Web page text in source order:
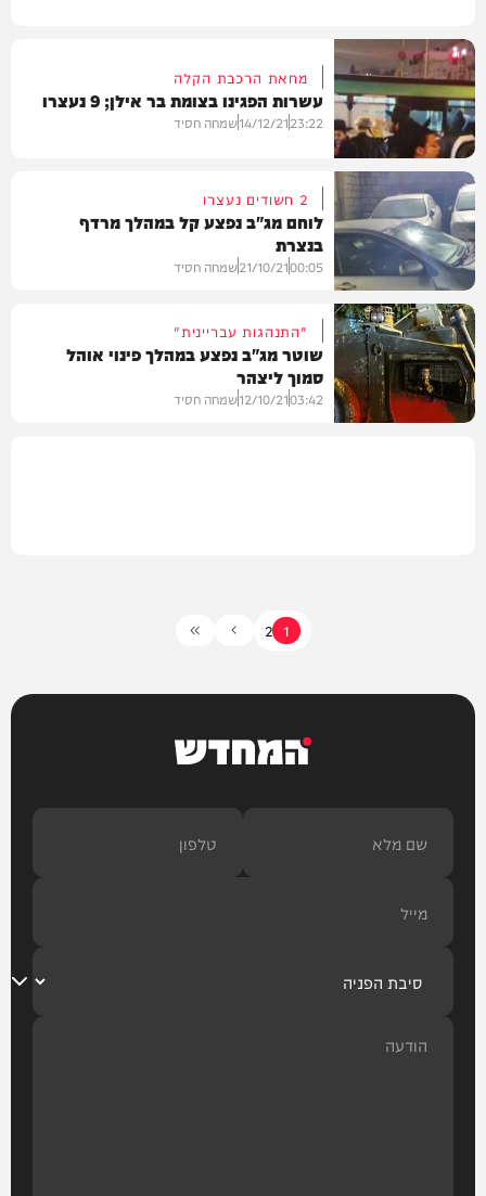
וידאו
מחאת הרכבת הקלה
עשרות הפגינו בצומת בר אילן; 9 נעצרו
23:22
14/12/21שמחה חסיד
בארץ
2 חשודים נעצרו
לוחם מג"ב נפצע קל במהלך מרדף
בנצרת
00:05
21/10/21שמחה חסיד
"התנהגות עבריינית"
שוטר מג"ב נפצע במהלך פינוי אוהל
סמוך ליצהר
03:42
12/10/21שמחה חסיד
1
2
המחדש